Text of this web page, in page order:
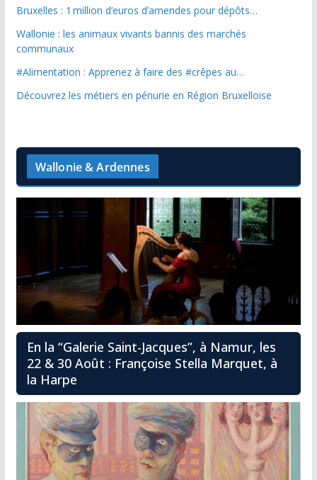
Bruxelles : 1 million d’euros d’amendes pour dépôts…
Wallonie : les animaux vivants bannis des marchés
communaux
#Alimentation : Apprenez à faire des #crêpes au…
Découvrez les métiers en pénurie en Région Bruxelloise
Wallonie & Ardennes
En la “Galerie Saint-Jacques”, à Namur, les
22 & 30 Août : Françoise Stella Marquet, à
la Harpe